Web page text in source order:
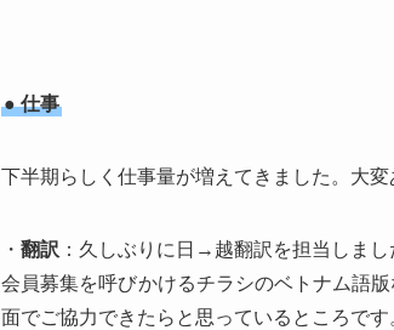
● 仕事
下半期らしく仕事量が増えてきました。大変
・翻訳 ：久しぶりに日→越翻訳を担当しま
会員募集を呼びかけるチラシのベトナム語
面でご協力できたらと思っているところです